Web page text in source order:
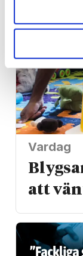
Vardag
att